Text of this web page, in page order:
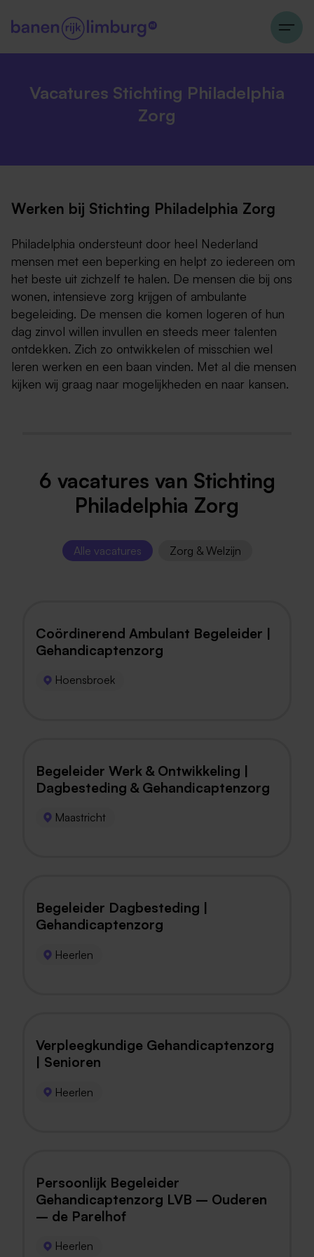
Vacatures Stichting Philadelphia
Zorg
Werken bij Stichting Philadelphia Zorg
Philadelphia ondersteunt door heel Nederland
mensen met een beperking en helpt zo iedereen om
het beste uit zichzelf te halen. De mensen die bij ons
wonen, intensieve zorg krijgen of ambulante
begeleiding. De mensen die komen logeren of hun
dag zinvol willen invullen en steeds meer talenten
ontdekken. Zich zo ontwikkelen of misschien wel
leren werken en een baan vinden. Met al die mensen
kijken wij graag naar mogelijkheden en naar kansen.
6 vacatures van Stichting
Philadelphia Zorg
Alle vacatures Zorg & Welzijn
Coördinerend Ambulant Begeleider |
Gehandicaptenzorg
Hoensbroek
Begeleider Werk & Ontwikkeling |
Dagbesteding & Gehandicaptenzorg
Maastricht
Begeleider Dagbesteding |
Gehandicaptenzorg
Heerlen
Verpleegkundige Gehandicaptenzorg
| Senioren
Heerlen
Persoonlijk Begeleider
Gehandicaptenzorg LVB – Ouderen
– de Parelhof
Heerlen